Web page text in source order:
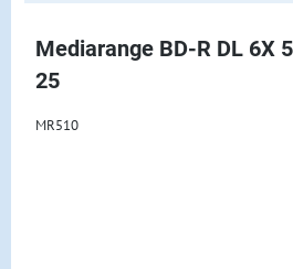
Mediarange BD-R DL 6X
25
MR510